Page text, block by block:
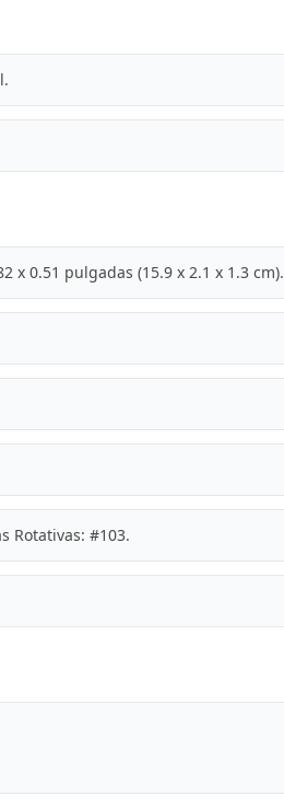
x 0.51 pulgadas (15.9 x 2.1 x 1.3 cm).
Rotativas: #103.